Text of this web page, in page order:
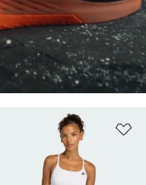
à Lista de Desejos